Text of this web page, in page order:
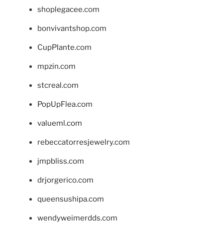
shoplegacee.com
bonvivantshop.com
CupPlante.com
mpzin.com
stcreal.com
PopUpFlea.com
valueml.com
rebeccatorresjewelry.com
jmpbliss.com
drjorgerico.com
queensushipa.com
wendyweimerdds.com